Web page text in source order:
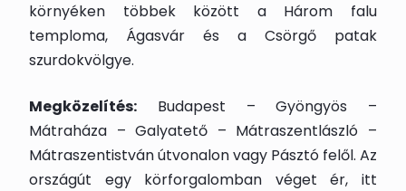
környéken többek között a Három falu
temploma, Ágasvár és a Csörgő patak
szurdokvölgye.
Megközelítés: Budapest – Gyöngyös –
Mátraháza – Galyatető – Mátraszentlászló –
Mátraszentistván útvonalon vagy Pásztó felől. Az
országút egy körforgalomban véget ér, itt